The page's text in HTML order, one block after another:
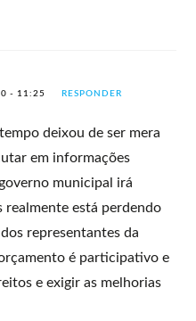
- 11:25 RESPONDER
deixou de ser mera
em informações
municipal irá
está perdendo
representantes da
é participativo e
e exigir as melhorias